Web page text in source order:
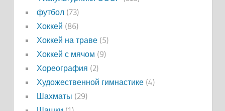
футбол(73)
Хоккей (86)
Хоккей на траве(5)
Хоккей с мячом (9)
Хореография (2)
Художественной гимнастике(4)
Шахматы (29)